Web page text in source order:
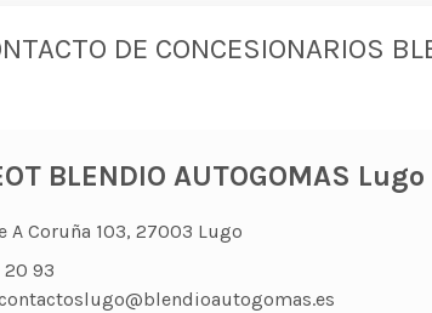
DE CONCESIONARIOS
BLENDIO AUTOGOMAS Lugo
A Coruña 103, 27003 Lugo
93